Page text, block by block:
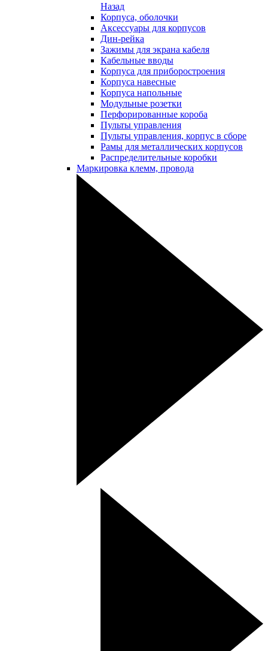
Назад
Корпуса, оболочки
Аксессуары для корпусов
Дин-рейка
Зажимы для экрана кабеля
Кабельные вводы
Корпуса для приборостроения
Корпуса навесные
Корпуса напольные
Модульные розетки
Перфорированные короба
Пульты управления
Пульты управления, корпус в сборе
Рамы для металлических корпусов
Распределительные коробки
Маркировка клемм, провода